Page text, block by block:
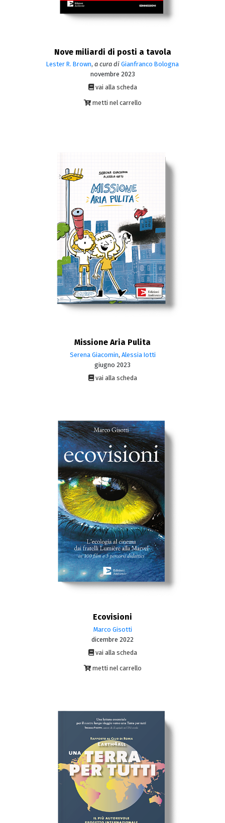
Nove miliardi di posti a tavola
Lester R. Brown, a cura di Gianfranco Bologna
novembre 2023
vai alla scheda
metti nel carrello
Missione Aria Pulita
Serena Giacomin, Alessia Iotti
giugno 2023
vai alla scheda
Ecovisioni
Marco Gisotti
dicembre 2022
vai alla scheda
metti nel carrello